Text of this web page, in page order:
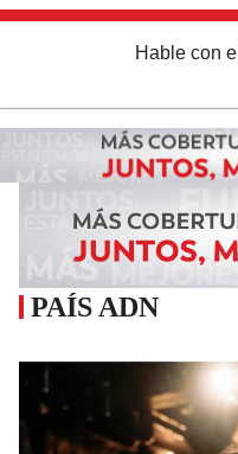
Hable con el
PAÍS ADN